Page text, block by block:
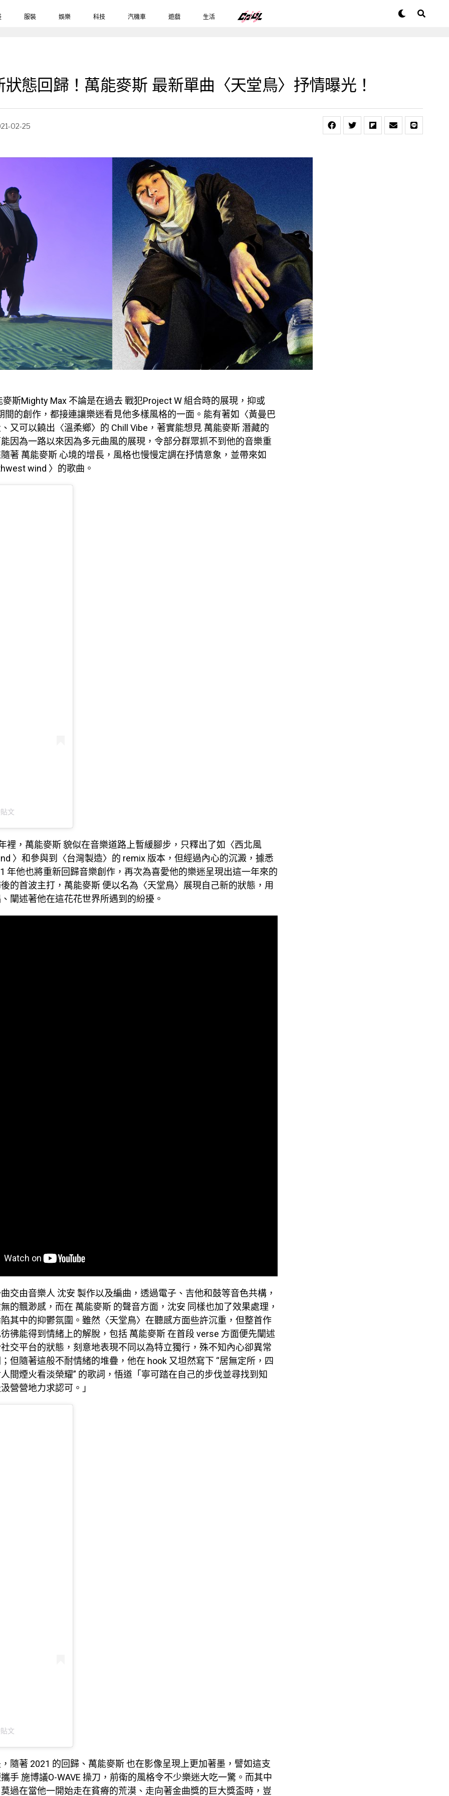
服裝 娛樂 科技 汽機車 遊戲 生活
態回歸！萬能麥斯 最新單曲〈天堂鳥〉抒情曝光！
02-25
麥斯Mighty Max 不論是在過去 戰犯Project W 組合時的展現，抑或
間的創作，都接連讓樂迷看見他多樣風格的一面。能有著如〈黃曼巴
又可以饒出〈溫柔鄉〉的 Chill Vibe，著實能想見 萬能麥斯 潛藏的
因為一路以來因為多元曲風的展現，令部分群眾抓不到他的音樂重
著 萬能麥斯 心境的增長，風格也慢慢定調在抒情意象，並帶來如
wind 〉的歌曲。
文
裡，萬能麥斯 貌似在音樂道路上暫緩腳步，只釋出了如〈西北風
〉和參與到〈台灣製造〉的 remix 版本，但經過內心的沉澱，據悉
年他也將重新回歸音樂創作，再次為喜愛他的樂迷呈現出這一年來的
的首波主打，萬能麥斯 便以名為〈天堂鳥〉展現自己新的狀態，用
闡述著他在這花花世界所遇到的紛擾。
曲交由音樂人 沈安 製作以及編曲，透過電子、吉他和鼓等音色共構，
的飄渺感，而在 萬能麥斯 的聲音方面，沈安 同樣也加了效果處理，
其中的抑鬱氛圍。雖然〈天堂鳥〉在聽感方面些許沉重，但整首作
彿能得到情緒上的解脫，包括 萬能麥斯 在首段 verse 方面便先闡述
交平台的狀態，刻意地表現不同以為特立獨行，殊不知內心卻異常
但隨著這般不耐情緒的堆疊，他在 hook 又坦然寫下 “居無定所，四
間煙火看淡榮耀” 的歌詞，悟道「寧可踏在自己的步伐並尋找到知
營營地力求認可。」
文
隨著 2021 的回歸、萬能麥斯 也在影像呈現上更加著墨，譬如這支
攜手 施博議O-WAVE 操刀，前衛的風格令不少樂迷大吃一驚。而其中
過在當他一開始走在貧瘠的荒漠、走向著金曲獎的巨大獎盃時，豈